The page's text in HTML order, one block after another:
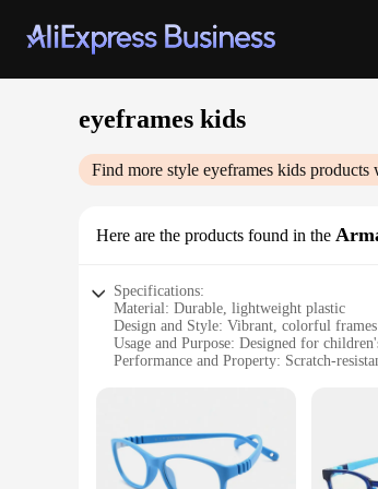
eyeframes kids
Find more style eyeframes kids products
Here are the products found in the
Specifications:
Material: Durable, lightweight plastic
Design and Style: Vibrant, colorful
Usage and Purpose: Designed for
Performance and Property: Scratch-
Features:
|Wholesale|
**Eye Protection for Young Eyes**